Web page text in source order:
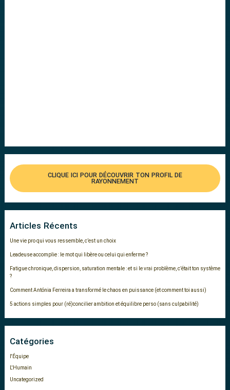
CLIQUE ICI POUR DÉCOUVRIR TON PROFIL DE
RAYONNEMENT
Articles Récents
Une vie pro qui vous ressemble, c’est un choix
Leadeuse accomplie : le mot qui libère ou celui qui enferme ?
Fatigue chronique, dispersion, saturation mentale : et si le vrai problème, c’était ton système
?
Comment Antónia Ferreira a transformé le chaos en puissance (et comment toi aussi)
5 actions simples pour (ré)concilier ambition et équilibre perso (sans culpabilité)
Catégories
l'Équipe
L'Humain
Uncategorized